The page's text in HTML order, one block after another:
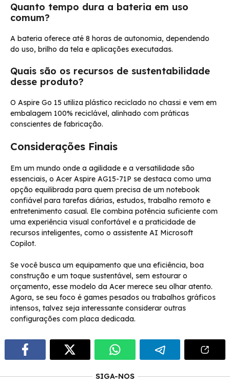
Quanto tempo dura a bateria em uso
comum?
A bateria oferece até 8 horas de autonomia, dependendo
do uso, brilho da tela e aplicações executadas.
Quais são os recursos de sustentabilidade
desse produto?
O Aspire Go 15 utiliza plástico reciclado no chassi e vem em
embalagem 100% reciclável, alinhado com práticas
conscientes de fabricação.
Considerações Finais
Em um mundo onde a agilidade e a versatilidade são
essenciais, o Acer Aspire AG15-71P se destaca como uma
opção equilibrada para quem precisa de um notebook
confiável para tarefas diárias, estudos, trabalho remoto e
entretenimento casual. Ele combina potência suficiente com
uma experiência visual confortável e a praticidade de
recursos inteligentes, como o assistente AI Microsoft
Copilot.
Se você busca um equipamento que una eficiência, boa
construção e um toque sustentável, sem estourar o
orçamento, esse modelo da Acer merece seu olhar atento.
Agora, se seu foco é games pesados ou trabalhos gráficos
intensos, talvez seja interessante considerar outras
configurações com placa dedicada.
SIGA-NOS